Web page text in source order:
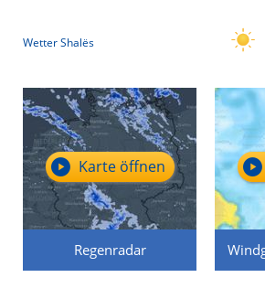
Wetter Shalës
Regenradar
Karte öffnen